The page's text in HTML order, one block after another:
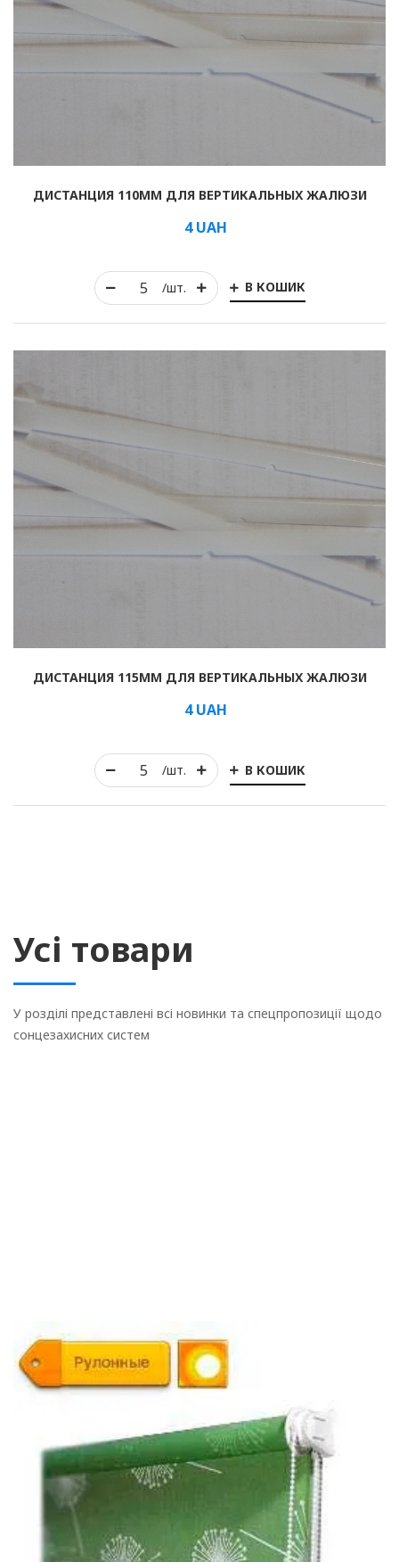
/шт. В КОШИК
ДИСТАНЦИЯ 110ММ ДЛЯ ВЕРТИКАЛЬНЫХ ЖАЛЮЗИ
4UAH
/шт. В КОШИК
ДИСТАНЦИЯ 115ММ ДЛЯ ВЕРТИКАЛЬНЫХ ЖАЛЮЗИ
4UAH
Усі товари
У розділі представлені всі новинки та спецпропозиції щодо
сонцезахисних систем